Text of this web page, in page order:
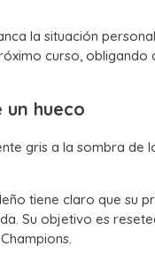
la situación
curso,
hueco
gris a la sombra de
tiene claro que su
Su objetivo es